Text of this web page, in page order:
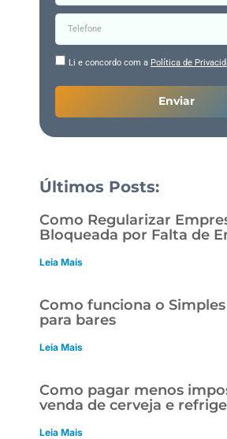
Li e concordo com a Política de
Enviar
Últimos Posts:
Como Regularizar
Bloqueada por Falta de
Leia Mais
Como funciona o
para bares
Leia Mais
Como pagar menos
venda de cerveja e
Leia Mais